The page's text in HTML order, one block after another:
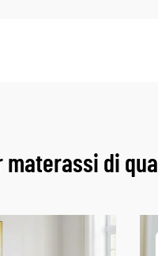
materassi di